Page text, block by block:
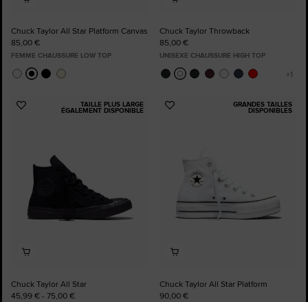
Chuck Taylor All Star Platform Canvas
85,00 €
FEMME CHAUSSURE LOW TOP
Chuck Taylor Throwback
85,00 €
UNISEXE CHAUSSURE HIGH TOP
TAILLE PLUS LARGE
ÉGALEMENT DISPONIBLE
Ajouter
Chuck Taylor All Star
45,99 € - 75,00 €
GRANDES TAILLES
DISPONIBLES
Ajouter
Chuck Taylor All Star Platform
90,00 €